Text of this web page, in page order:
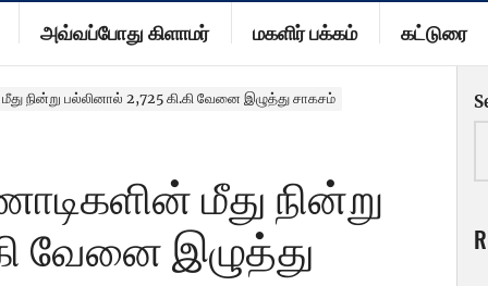
அவ்வப்போது கிளாமர் மகளிர் பக்கம் கட்டுரை
நின்று பல்லினால் 2,725 கி.கி வேனை இழுத்து சாகசம்
மீது நின்று
வேனை இழுத்து